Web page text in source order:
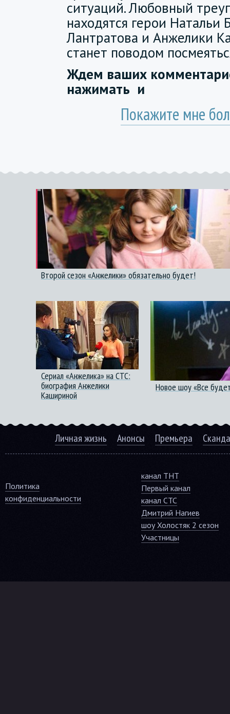
ситуаций. Любовный
находятся герои Натальи
Лантратова и Анжелики
станет поводом
Ждем ваших
нажимать и
Покажите мне
Второй сезон «Анжелики» обязательно будет!
Сериал «Анжелика» на СТС:
биография Анжелики
Кашириной
Новое шоу «Все
Личная жизнь Анонсы Премьера
Политика
конфиденциальности
канал ТНТ
Первый канал
канал СТС
Дмитрий Нагиев
шоу Холостяк 2 сезон
Участницы